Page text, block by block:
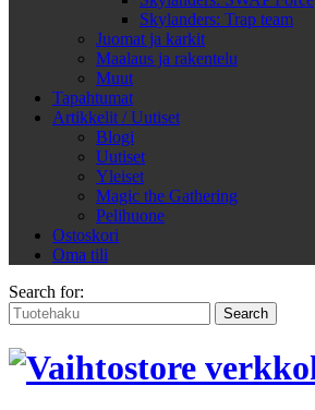
Skylanders: Trap team
Juomat ja karkit
Maalaus ja rakentelu
Muut
Tapahtumat
Artikkelit / Uutiset
Blogi
Uutiset
Yleiset
Magic the Gathering
Pelihuone
Ostoskori
Oma tili
Search for: